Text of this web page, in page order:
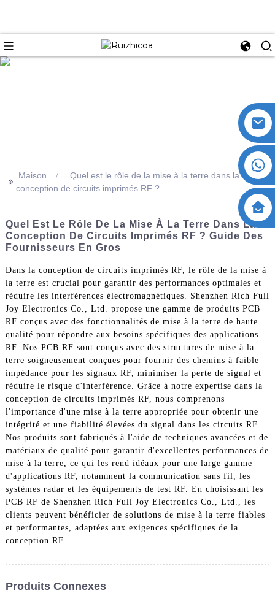
>> Maison
Quel est le rôle de la mise à la terre dans la
conception de circuits imprimés RF ?
Quel Est Le Rôle De La Mise À La Terre Dans La
Conception De Circuits Imprimés RF ? Guide Des
Fournisseurs En Gros
Dans la conception de circuits imprimés RF, le rôle de la mise à
la terre est crucial pour garantir des performances optimales et
réduire les interférences électromagnétiques. Shenzhen Rich Full
Joy Electronics Co., Ltd. propose une gamme de produits PCB
RF conçus avec des fonctionnalités de mise à la terre de haute
qualité pour répondre aux besoins spécifiques des applications
RF. Nos PCB RF sont conçus avec des structures de mise à la
terre soigneusement conçues pour fournir des chemins à faible
impédance pour les signaux RF, minimiser la perte de signal et
réduire le risque d'interférence. Grâce à notre expertise dans la
conception de circuits imprimés RF, nous comprenons
l'importance d'une mise à la terre appropriée pour obtenir une
intégrité et une fiabilité élevées du signal dans les circuits RF.
Nos produits sont fabriqués à l'aide de techniques avancées et de
matériaux de qualité pour garantir d'excellentes performances de
mise à la terre, ce qui les rend idéaux pour une large gamme
d'applications RF, notamment la communication sans fil, les
systèmes radar et les équipements de test RF. En choisissant les
PCB RF de Shenzhen Rich Full Joy Electronics Co., Ltd., les
clients peuvent bénéficier de solutions de mise à la terre fiables
et performantes, adaptées aux exigences spécifiques de la
conception RF.
Produits Connexes